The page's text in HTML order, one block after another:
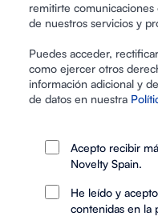
remitirte
de nuestros servicios y
Puedes acceder,
como ejercer otros
información adicional y
de datos en nuestra
Acepto recibir
Novelty Spain.
He leído y
contenidas en la